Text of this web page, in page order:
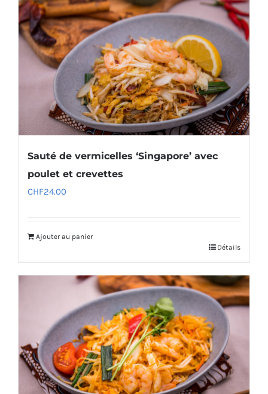
Sauté de vermicelles ‘Singapore’ avec
poulet et crevettes
CHF24.00
Ajouter au panier
Détails